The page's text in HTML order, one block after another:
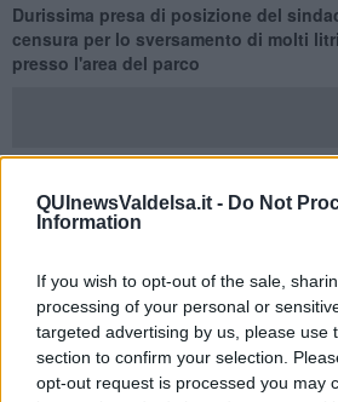
QUInewsValdelsa.it - Do Not
Information
If you wish to opt-out of the sale,
processing of your personal or
targeted advertising by us, please use
section to confirm your selection.
opt-out request is processed you may
Durissima presa di posizione del
censura per lo sversamento di molti
presso l'area del parco
COLLE VAL D'ELSA —Un atto di
periodo Covid ha scelto come punto di
allenamenti di bambini e ragazzi.
“Lo sversamento di molti litri dimateriale
impossibile lo svolgimento di qualsiasi